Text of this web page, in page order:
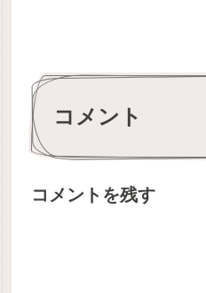
コメント
コメントを残す